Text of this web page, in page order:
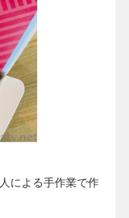
による手作業で作